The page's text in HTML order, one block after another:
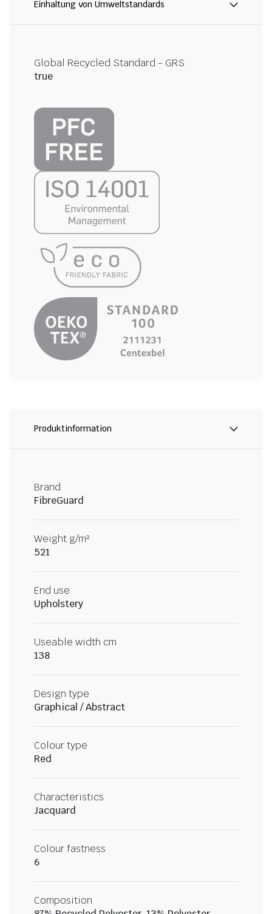
Einhaltung von Umweltstandards
Global Recycled Standard - GRS
true
Produktinformation
Brand
FibreGuard
Weight g/m²
521
End use
Upholstery
Useable width cm
138
Design type
Graphical / Abstract
Colour type
Red
Characteristics
Jacquard
Colour fastness
6
Composition